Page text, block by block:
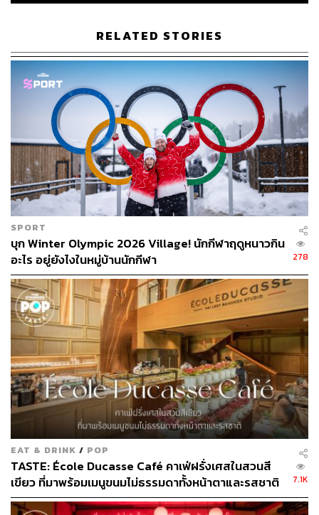
พร้อมซอสรากูหมูป่าและชีส เราชอบเนื้อสัมผัสเส้นมาก
พร้อมซอสรสเข้มข้นแล้วเข้ากันดี จานนี้เรากลับไปกินซ้ำเป็น
ที่เรียบร้อยแล้ว
Fresh Ricotta Gnocchi (320 บาท)จานนี้กินง่าย รสชาตินุ่ม
นวล เพราะใช้พาสต้ายอกกีที่น่าจะเป็นที่รู้จักและนิยมมากขึ้น
ในช่วงนี้ โดยเส้นมีลักษณะเป็นชิ้นๆ ด้านในเป็นไส้มันฝรั่ง
ทำให้มีความนุ่มในแบบที่คนไม่ชอบเนื้อสัมผัสอัลเดนเต้ต้อง
ถูกใจ เชฟเสิร์ฟมาพร้อมซอสบราวน์บัตเตอร์และสะระแหน่
ท็อปด้วยชีสริคอตตา
Pici Wild Boar (390 บาท)
RELATED STORIES
SPORT
บุก Winter Olympic 2026 Village! นักกีฬาฤดูหนาวกิน
อะไร อยู่ยังไงในหมู่บ้านนักกีฬา
278
EAT & DRINK / POP
TASTE: École Ducasse Café คาเฟ่ฝรั่งเศสในสวนสี
เขียว ที่มาพร้อมเมนูขนมไม่ธรรมดาทั้งหน้าตาและรสชาติ
7.1K